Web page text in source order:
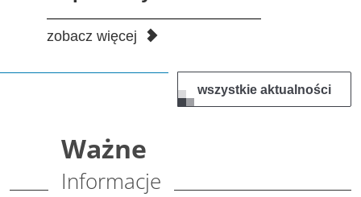
zobacz więcej
wszystkie aktualności
Ważne
Informacje